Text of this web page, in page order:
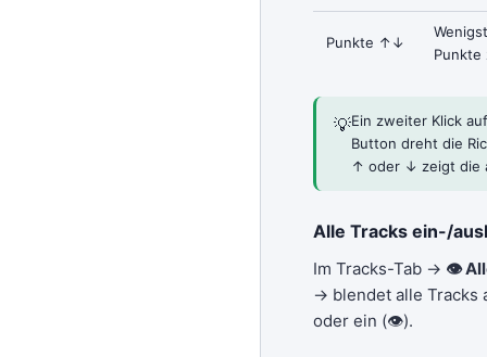
Punkte ↑↓
Punkte
💡Ein zweiter Klick
Button dreht die
↑ oder ↓ zeigt die
Alle Tracks ein-/
Im Tracks-Tab → 👁
→ blendet alle Tracks
oder ein (👁).